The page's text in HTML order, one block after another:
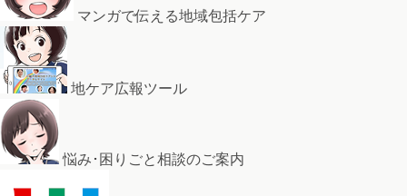
マンガで伝える地域包括ケア
地ケア広報ツール
悩み･困りごと相談のご案内